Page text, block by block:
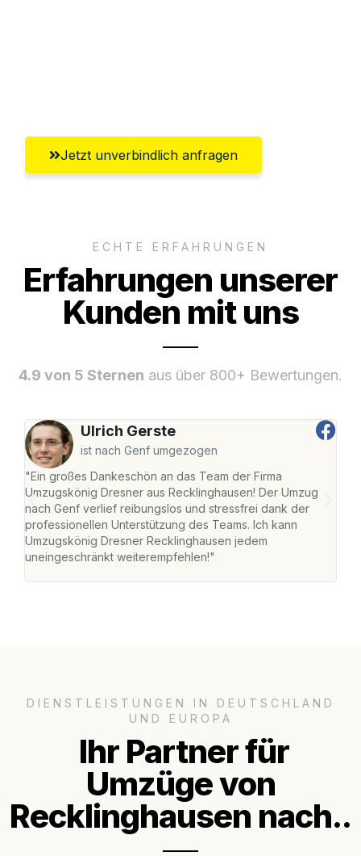
Jetzt unverbindlich anfragen
ECHTE ERFAHRUNGEN
Erfahrungen unserer
Kunden mit uns
4.9 von 5 Sternen aus über 800+ Bewertungen.
Ulrich Gerste
ist nach Genf umgezogen
"Ein großes Dankeschön an das Team der Firma
Umzugskönig Dresner aus Recklinghausen! Der Umzug
nach Genf verlief reibungslos und stressfrei dank der
professionellen Unterstützung des Teams. Ich kann
Umzugskönig Dresner Recklinghausen jedem
uneingeschränkt weiterempfehlen!"
DIENSTLEISTUNGEN IN DEUTSCHLAND
UND EUROPA
Ihr Partner für
Umzüge von
Recklinghausen nach..